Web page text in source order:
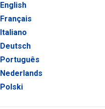
English
Français
Italiano
Deutsch
Português
Nederlands
Polski